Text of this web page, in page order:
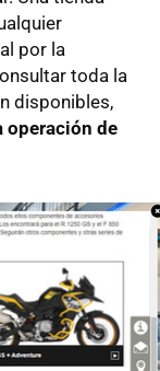
por la
toda la
disponibles,
operación de